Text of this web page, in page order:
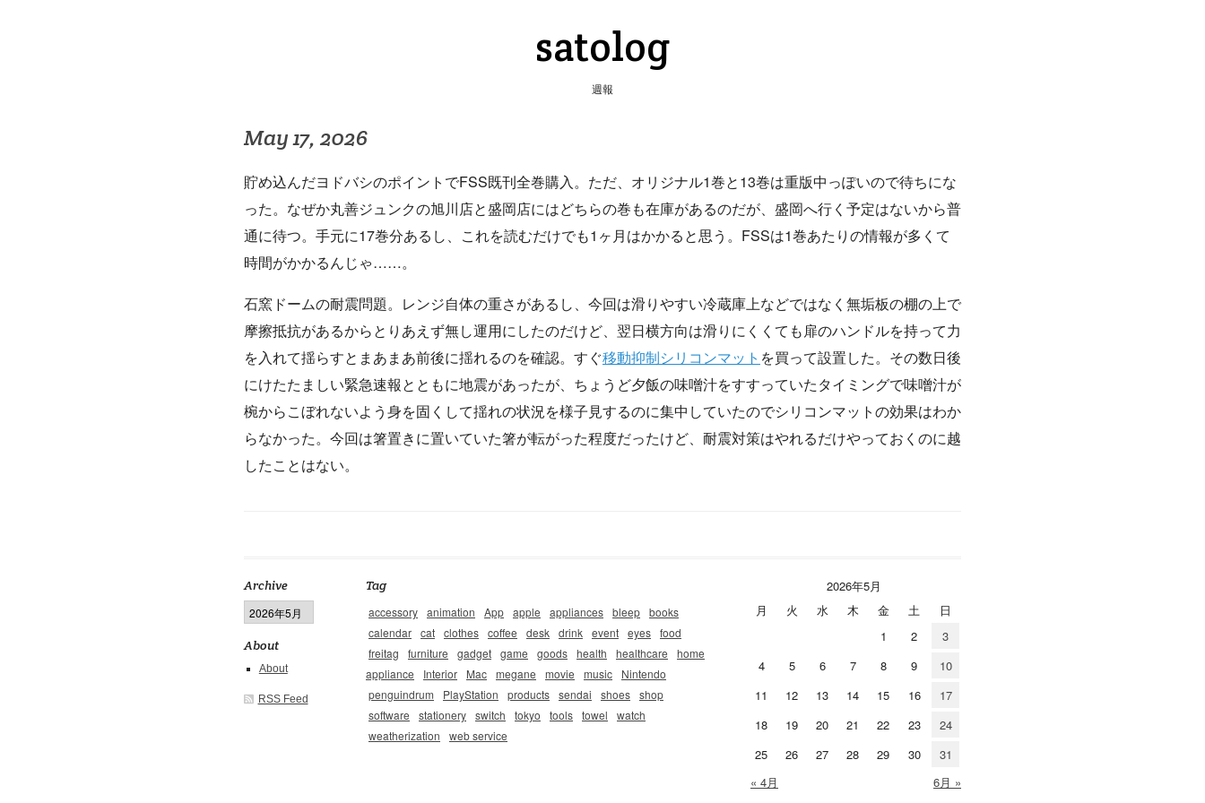
satolog
週報
May 17, 2026
貯め込んだヨドバシのポイントでFSS既刊全巻購入。ただ、オリジナル1巻と13巻は重版中っぽいので待ちにな
った。なぜか丸善ジュンクの旭川店と盛岡店にはどちらの巻も在庫があるのだが、盛岡へ行く予定はないから普
通に待つ。手元に17巻分あるし、これを読むだけでも1ヶ月はかかると思う。FSSは1巻あたりの情報が多くて
時間がかかるんじゃ……。
石窯ドームの耐震問題。レンジ自体の重さがあるし、今回は滑りやすい冷蔵庫上などではなく無垢板の棚の上で
摩擦抵抗があるからとりあえず無し運用にしたのだけど、翌日横方向は滑りにくくても扉のハンドルを持って力
を入れて揺らすとまあまあ前後に揺れるのを確認。すぐ移動抑制シリコンマット を買って設置した。その数日後
にけたたましい緊急速報とともに地震があったが、ちょうど夕飯の味噌汁をすすっていたタイミングで味噌汁が
椀からこぼれないよう身を固くして揺れの状況を様子見するのに集中していたのでシリコンマットの効果はわか
らなかった。今回は箸置きに置いていた箸が転がった程度だったけど、耐震対策はやれるだけやっておくのに越
したことはない。
Archive
About
About
RSS Feed
Tag
accessory animation App apple appliances bleep books
calendar cat clothes coffee desk drink event eyes food
freitag
furniture gadget game goods health healthcare
home
appliance
Interior Mac megane movie music
Nintendo
penguindrum
PlayStation products sendai shoes shop
software
stationery switch tokyo tools towel
watch
weatherization
web service
2026年5月
月
火 水 木 金 土
日
1
2
3
4
5 6 7 8 9
10
11
12 13 14 15 16
17
18
19 20 21 22 23
24
25
26 27 28 29 30
31
« 4月
6月 »